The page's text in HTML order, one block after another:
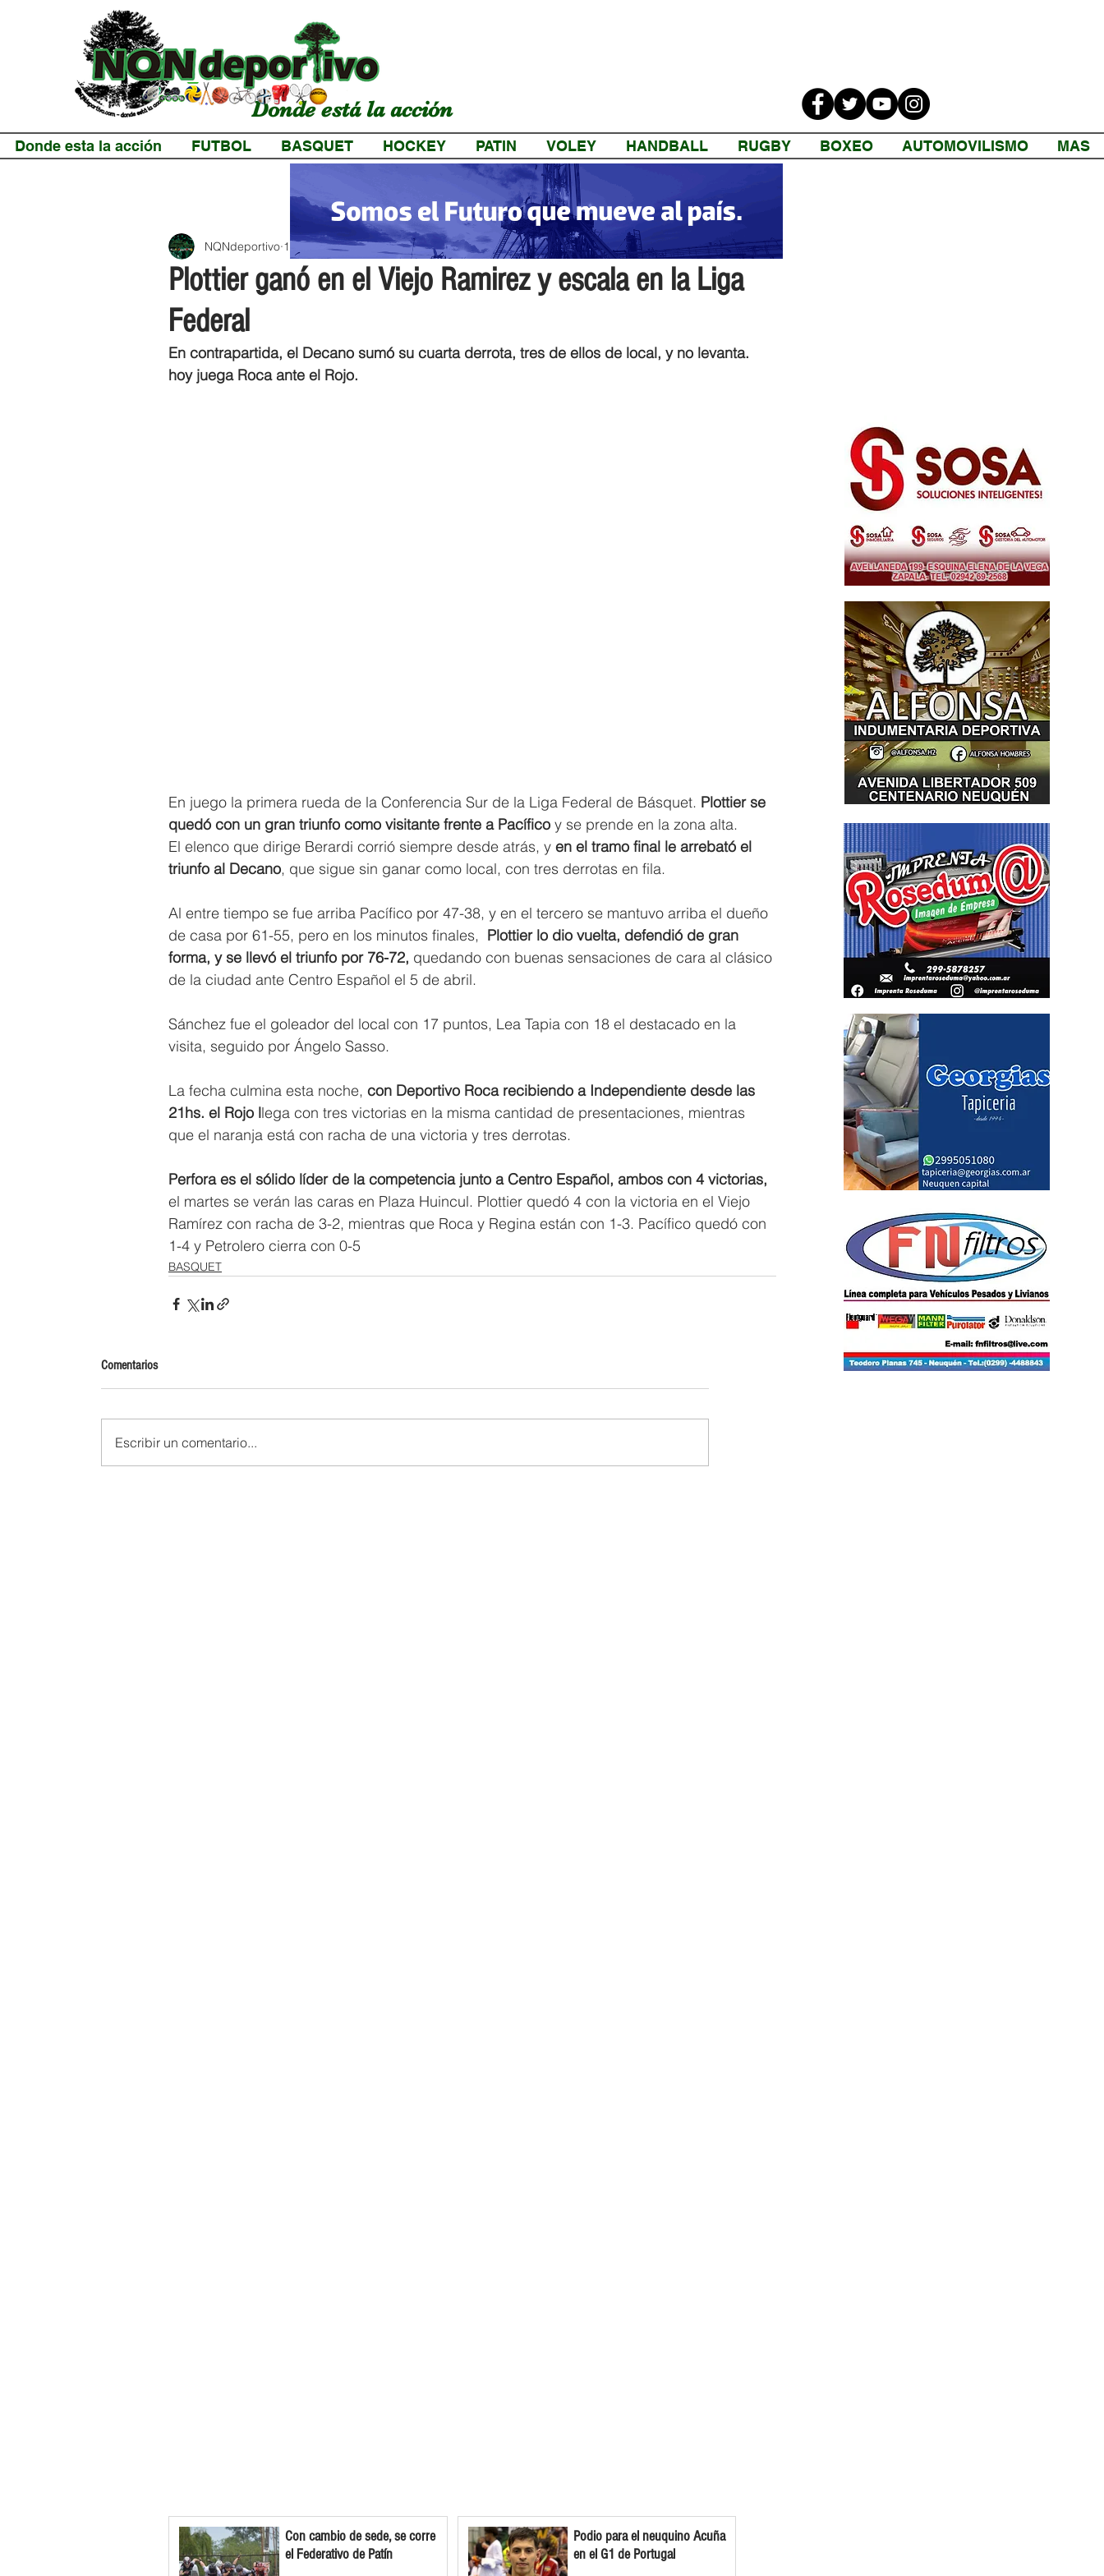
Donde está la acción
Donde esta la acción FUTBOL BASQUET HOCKEY PATIN VOLEY HANDBALL RUGBY BOXEO AUTOMOVILISMO MAS
Plottier ganó en el Viejo Ramirez y escala en la Liga
Federal
NQNdeportivo 1 min de lectura
En contrapartida, el Decano sumó su cuarta derrota, tres de ellos de local, y no levanta.
hoy juega Roca ante el Rojo.
En juego la primera rueda de la Conferencia Sur de la Liga Federal de Básquet. Plottier se
quedó con un gran triunfo como visitante frente a Pacífico y se prende en la zona alta.
El elenco que dirige Berardi corrió siempre desde atrás, y en el tramo final le arrebató el
triunfo al Decano, que sigue sin ganar como local, con tres derrotas en fila.
Al entre tiempo se fue arriba Pacífico por 47-38, y en el tercero se mantuvo arriba el dueño
de casa por 61-55, pero en los minutos finales, Plottier lo dio vuelta, defendió de gran
forma, y se llevó el triunfo por 76-72, quedando con buenas sensaciones de cara al clásico
de la ciudad ante Centro Español el 5 de abril.
Sánchez fue el goleador del local con 17 puntos, Lea Tapia con 18 el destacado en la
visita, seguido por Ángelo Sasso.
La fecha culmina esta noche, con Deportivo Roca recibiendo a Independiente desde las
21hs. el Rojo llega con tres victorias en la misma cantidad de presentaciones, mientras
que el naranja está con racha de una victoria y tres derrotas.
Perfora es el sólido líder de la competencia junto a Centro Español, ambos con 4 victorias,
el martes se verán las caras en Plaza Huincul. Plottier quedó 4 con la victoria en el Viejo
Ramírez con racha de 3-2, mientras que Roca y Regina están con 1-3. Pacífico quedó con
1-4 y Petrolero cierra con 0-5
BASQUET
Comentarios
Escribir un comentario...
Con cambio de sede, se corre
el Federativo de Patín
Podio para el neuquino Acuña
en el G1 de Portugal